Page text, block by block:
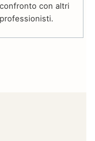
confronto con altri
professionisti.